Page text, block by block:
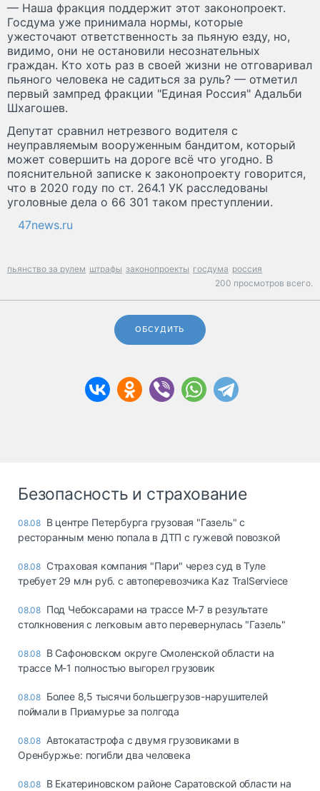
— Наша фракция поддержит этот законопроект.
Госдума уже принимала нормы, которые
ужесточают ответственность за пьяную езду, но,
видимо, они не остановили несознательных
граждан. Кто хоть раз в своей жизни не отговаривал
пьяного человека не садиться за руль? — отметил
первый зампред фракции "Единая Россия" Адальби
Шхагошев.
Депутат сравнил нетрезвого водителя с
неуправляемым вооруженным бандитом, который
может совершить на дороге всё что угодно. В
пояснительной записке к законопроекту говорится,
что в 2020 году по ст. 264.1 УК расследованы
уголовные дела о 66 301 таком преступлении.
47news.ru
пьянство за рулем штрафы законопроекты госдума россия
200 просмотров всего.
ОБСУДИТЬ
Безопасность и страхование
08.08 В центре Петербурга грузовая "Газель" с
ресторанным меню попала в ДТП с гужевой повозкой
08.08 Страховая компания "Пари" через суд в Туле
требует 29 млн руб. с автоперевозчика Kaz TralServiece
08.08 Под Чебоксарами на трассе М-7 в результате
столкновения с легковым авто перевернулась "Газель"
08.08 В Сафоновском округе Смоленской области на
трассе М-1 полностью выгорел грузовик
08.08 Более 8,5 тысячи большегрузов-нарушителей
поймали в Приамурье за полгода
08.08 Автокатастрофа с двумя грузовиками в
Оренбуржье: погибли два человека
08.08 В Екатериновском районе Саратовской области на